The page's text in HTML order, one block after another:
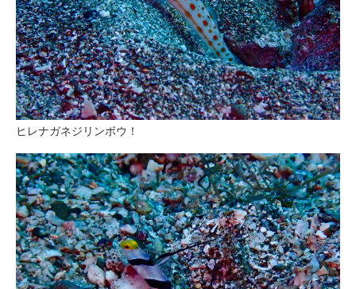
ヒレナガネジリンボウ！